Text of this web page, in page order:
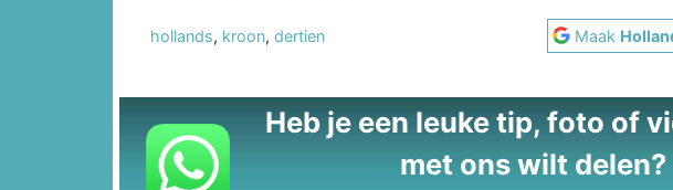
hollands, kroon, dertien Maak
Heb je een leuke tip, foto of
met ons wilt delen?